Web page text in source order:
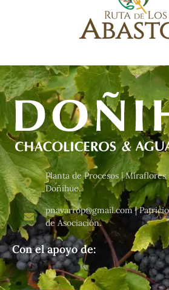
Planta de Procesos |
Doñihue.
pnavarrop@gmail.com |
de Asociación.
Con el apoyo de: